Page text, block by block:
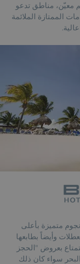
معيّن، مناطق تدعو
الممتازة الملائمة
إن علامتنا التجارية تمثل فنادق فئة 4 و5 نجوم متميزة بأعلى
وأيضاً بطابعها
بعروض "الحجز
سواء كان ذلك